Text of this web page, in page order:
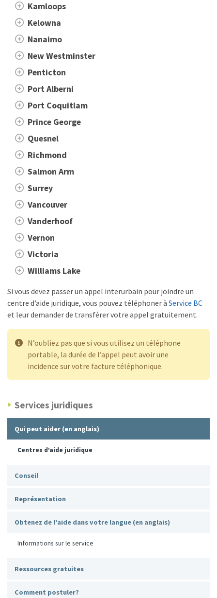
Kamloops
Kelowna
Nanaimo
New Westminster
Penticton
Port Alberni
Port Coquitlam
Prince George
Quesnel
Richmond
Salmon Arm
Surrey
Vancouver
Vanderhoof
Vernon
Victoria
Williams Lake
Si vous devez passer un appel interurbain pour joindre un
centre d’aide juridique, vous pouvez téléphoner à Service BC
et leur demander de transférer votre appel gratuitement.
N’oubliez pas que si vous utilisez un téléphone
portable, la durée de l’appel peut avoir une
incidence sur votre facture téléphonique.
Services juridiques
Qui peut aider (en anglais)
Centres d’aide juridique
Conseil
Représentation
Obtenez de l'aide dans votre langue (en anglais)
Informations sur le service
Ressources gratuites
Comment postuler?